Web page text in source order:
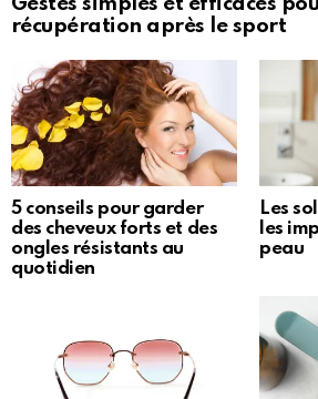
récupération après le sport
5 conseils pour garder
des cheveux forts et des
ongles résistants au
quotidien
Les
les
peau